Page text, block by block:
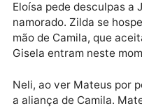
encontra com Xavier.
estar enganando
conselho da
Lutero. Jáder reage